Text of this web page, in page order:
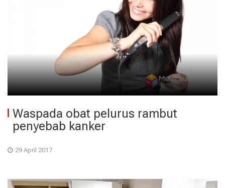
Waspada obat pelurus rambut
penyebab kanker
29 April 2017